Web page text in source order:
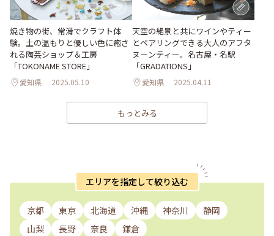
焼き物の街、常滑でクラフト体
験。土の温もりと優しい色に癒さ
れる陶芸ショップ＆工房
「TOKONAME STORE」
愛知県 2025.05.10
天空の絶景と共にワインやティー
とペアリングできる大人のアフタ
ヌーンティー。名古屋・名駅
「GRADATIONS」
愛知県 2025.04.11
もっとみる
エリアを指定して絞り込む
京都 東京 北海道 沖縄 神奈川
静岡
山梨
長野 奈良 鎌倉